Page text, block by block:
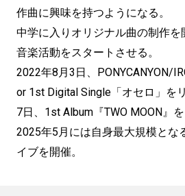
作曲に興味を持つようになる。
中学に入りオリジナル曲の制作
音楽活動をスタートさせる。
2022年8月3日、PONYCANYON/
or 1st Digital Single「オセロ」を
7日、1st Album『TWO MOON』を
2025年5月には自身最大規模とな
イブを開催。